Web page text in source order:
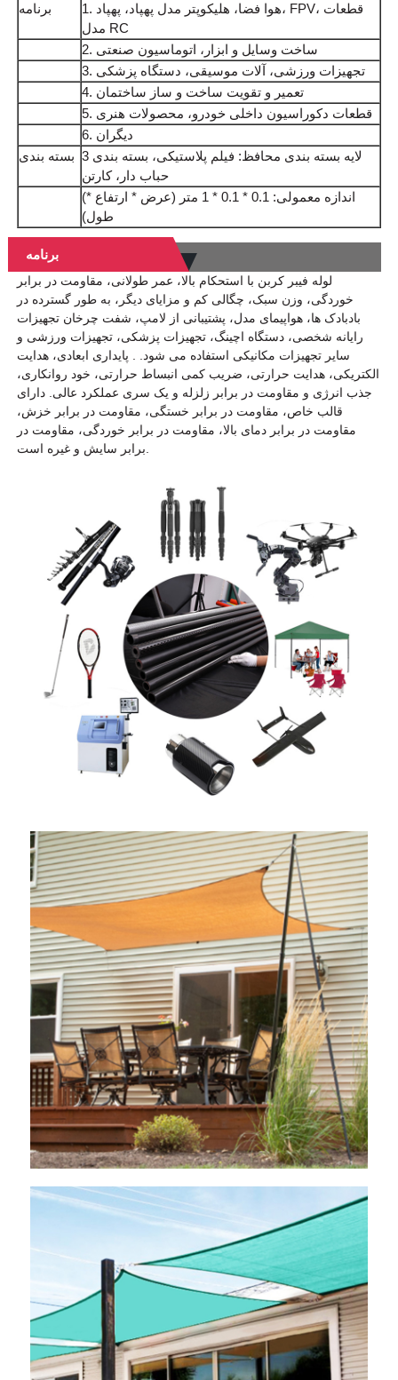
برنامه
1. هوا فضا، هلیکوپتر مدل پهپاد، پهپاد، FPV، قطعات
مدل RC
2. ساخت وسایل و ابزار، اتوماسیون صنعتی
3. تجهیزات ورزشی، آلات موسیقی، دستگاه پزشکی
4. تعمیر و تقویت ساخت و ساز ساختمان
5. قطعات دکوراسیون داخلی خودرو، محصولات هنری
6. دیگران
بسته بندی 3 لایه بسته بندی محافظ: فیلم پلاستیکی، بسته بندی
حباب دار، کارتن
(اندازه معمولی: 0.1 * 0.1 * 1 متر (عرض * ارتفاع *
طول)
برنامه
لوله فیبر کربن با استحکام بالا، عمر طولانی، مقاومت در برابر
خوردگی، وزن سبک، چگالی کم و مزایای دیگر، به طور گسترده در
بادبادک ها، هواپیمای مدل، پشتیبانی از لامپ، شفت چرخان تجهیزات
رایانه شخصی، دستگاه اچینگ، تجهیزات پزشکی، تجهیزات ورزشی و
سایر تجهیزات مکانیکی استفاده می شود. . پایداری ابعادی، هدایت
الکتریکی، هدایت حرارتی، ضریب کمی انبساط حرارتی، خود روانکاری،
جذب انرژی و مقاومت در برابر زلزله و یک سری عملکرد عالی. دارای
قالب خاص، مقاومت در برابر خستگی، مقاومت در برابر خزش،
مقاومت در برابر دمای بالا، مقاومت در برابر خوردگی، مقاومت در
برابر سایش و غیره است.